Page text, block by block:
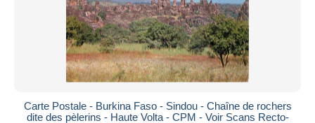
Carte Postale - Burkina Faso - Sindou - Chaîne de rochers
dite des pèlerins - Haute Volta - CPM - Voir Scans Recto-